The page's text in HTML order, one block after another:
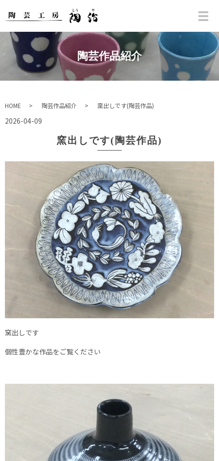
陶芸作品紹介
HOME 陶芸作品紹介 窯出しです(陶芸作品)
2026-04-09
窯出しです(陶芸作品)
窯出しです
個性豊かな作品をご覧ください